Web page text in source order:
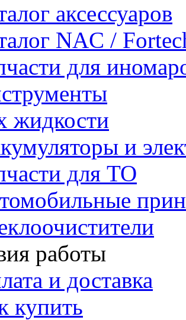
аксессуаров
NAC /
для
жидкости
и
для ТО
работы
и доставка
купить